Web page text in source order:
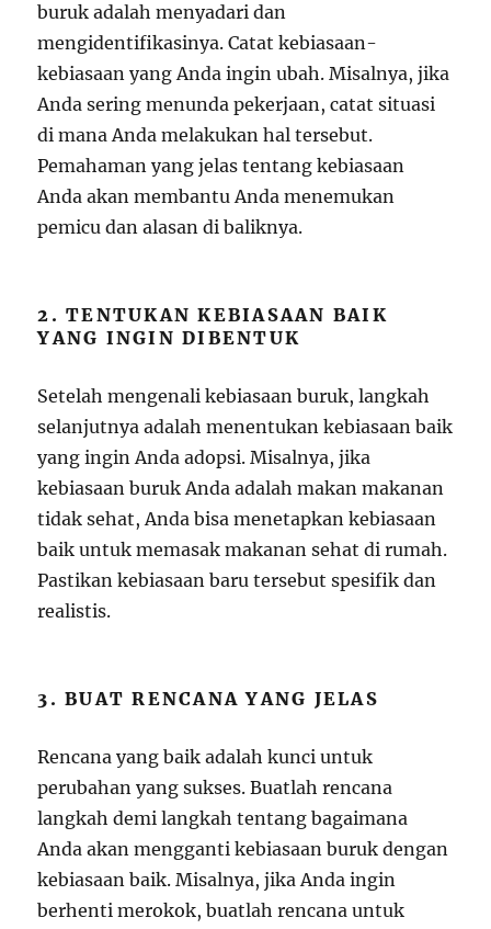
buruk adalah menyadari dan
mengidentifikasinya. Catat kebiasaan-
kebiasaan yang Anda ingin ubah. Misalnya, jika
Anda sering menunda pekerjaan, catat situasi
di mana Anda melakukan hal tersebut.
Pemahaman yang jelas tentang kebiasaan
Anda akan membantu Anda menemukan
pemicu dan alasan di baliknya.
2. TENTUKAN KEBIASAAN BAIK
YANG INGIN DIBENTUK
Setelah mengenali kebiasaan buruk, langkah
selanjutnya adalah menentukan kebiasaan baik
yang ingin Anda adopsi. Misalnya, jika
kebiasaan buruk Anda adalah makan makanan
tidak sehat, Anda bisa menetapkan kebiasaan
baik untuk memasak makanan sehat di rumah.
Pastikan kebiasaan baru tersebut spesifik dan
realistis.
3. BUAT RENCANA YANG JELAS
Rencana yang baik adalah kunci untuk
perubahan yang sukses. Buatlah rencana
langkah demi langkah tentang bagaimana
Anda akan mengganti kebiasaan buruk dengan
kebiasaan baik. Misalnya, jika Anda ingin
berhenti merokok, buatlah rencana untuk